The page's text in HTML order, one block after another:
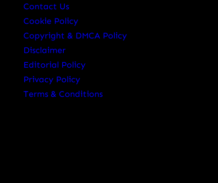
Contact Us
Cookie Policy
Copyright & DMCA Policy
Disclaimer
Editorial Policy
Privacy Policy
Terms & Conditions